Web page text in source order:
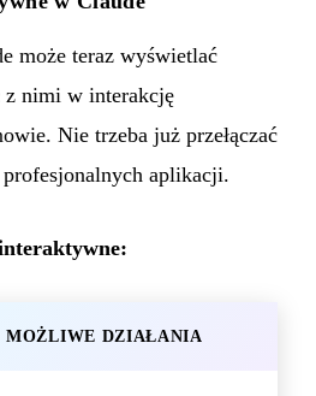
może teraz wyświetlać
z nimi w interakcję
Nie trzeba już przełączać
aplikacji.
MOŻLIWE DZIAŁANIA